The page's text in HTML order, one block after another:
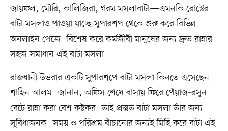
জায়ফল, মৌরি, কালিজিরা, গরম মসলাবাটা—এমনকি রোস্টের
বাটা মসলাও পাওয়া যাচ্ছে সুপারশপ থেকে শুরু করে বিভিন্ন
অনলাইন পেজে। বিশেষ করে কর্মজীবী মানুষের জন্য দ্রুত রান্নার
সহজ সমাধান এই বাটা মসলা।
রাজধানী উত্তরার একটি সুপারশপে বাটা মসলা কিনতে এসেছেন
শাহিন আলম। জানান, অফিস শেষে বাসায় ফিরে পেঁয়াজ-রসুন
বেটে রান্না করা বেশ কষ্টকর। তাই প্রস্তুত বাটা মসলা তাঁর জন্য
সুবিধাজনক। সময় ও পরিশ্রম বাঁচানোর জন্যই মিহি করে বাটা এই